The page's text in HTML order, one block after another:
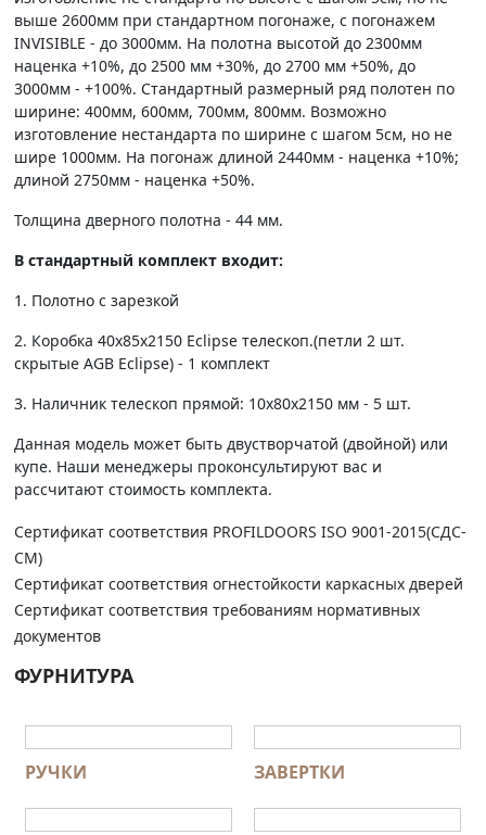
выше 2600мм при стандартном погонаже, с погонажем
INVISIBLE - до 3000мм. На полотна высотой до 2300мм
наценка +10%, до 2500 мм +30%, до 2700 мм +50%, до
3000мм - +100%. Стандартный размерный ряд полотен по
ширине: 400мм, 600мм, 700мм, 800мм. Возможно
изготовление нестандарта по ширине с шагом 5см, но не
шире 1000мм. На погонаж длиной 2440мм - наценка +10%;
длиной 2750мм - наценка +50%.
Толщина дверного полотна - 44 мм.
В стандартный комплект входит:
1. Полотно c зарезкой
2. Коробка 40х85х2150 Eclipse телескоп.(петли 2 шт.
скрытые AGB Eclipse) - 1 комплект
3. Наличник телескоп прямой: 10х80х2150 мм - 5 шт.
Данная модель может быть двустворчатой (двойной) или
купе. Наши менеджеры проконсультируют вас и
рассчитают стоимость комплекта.
Сертификат соответствия PROFILDOORS ISO 9001-2015(СДС-
СМ)
Сертификат соответствия огнестойкости каркасных дверей
Сертификат соответствия требованиям нормативных
документов
ФУРНИТУРА
РУЧКИ ЗАВЕРТКИ